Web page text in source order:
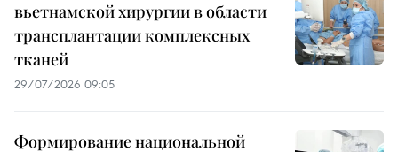
вьетнамской хирургии в области
трансплантации комплексных
тканей
29/07/2026 09:05
Формирование национальной